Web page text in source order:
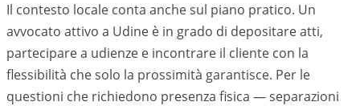
Il contesto locale conta anche sul piano pratico. Un
avvocato attivo a Udine è in grado di depositare atti,
partecipare a udienze e incontrare il cliente con la
flessibilità che solo la prossimità garantisce. Per le
questioni che richiedono presenza fisica — separazioni